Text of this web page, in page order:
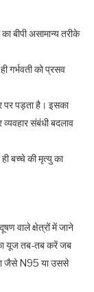
बीपी असामान्य तरीके
गर्भवती को प्रसव
पर पड़ता है। इसका
संबंधी बदलाव
बच्चे की मृत्यु का
वाले क्षेत्रों में जाने
यूज तब-तब करें जब
जैसे N95 या उससे